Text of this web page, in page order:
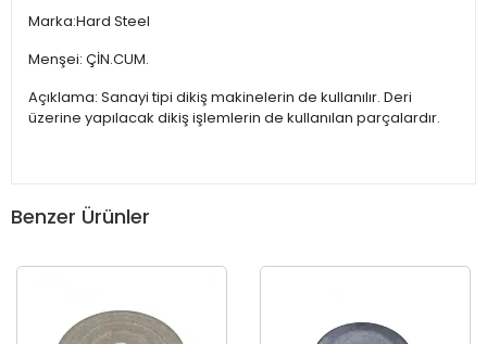
Marka:Hard Steel
Menşei: ÇİN.CUM.
Açıklama: Sanayi tipi dikiş makinelerin de kullanılır. Deri
üzerine yapılacak dikiş işlemlerin de kullanılan parçalardır.
Benzer Ürünler